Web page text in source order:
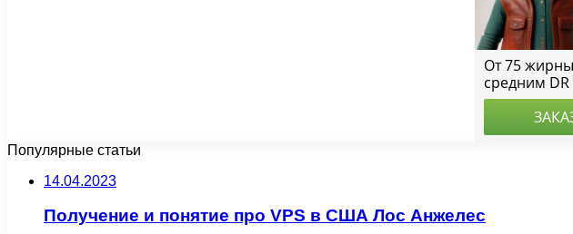
Популярные статьи
14.04.2023
Получение и понятие про VPS в США Лос Анжелес